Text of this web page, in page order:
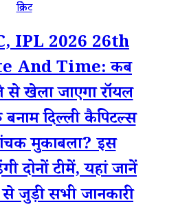
क्रिकेट
IPL 2026 26th
And Time: कब
खेला जाएगा रॉयल
दिल्ली कैपिटल्स
मुकाबला? इस
दोनों टीमें, यहां जानें
जुड़ी सभी जानकारी